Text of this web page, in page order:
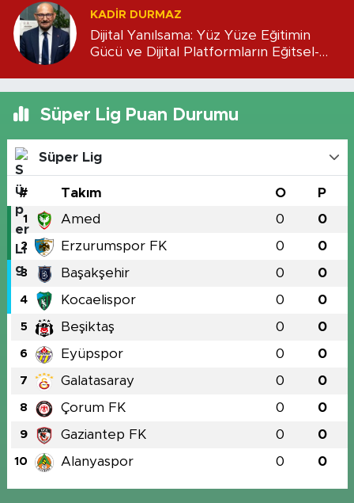
KADIR DURMAZ
Dijital Yanılsama: Yüz Yüze Eğitimin
Gücü ve Dijital Platformların Eğitsel-
Süper Lig Puan Durumu
Süper Lig
# Takım O P
1 Amed 0 0
2 Erzurumspor FK 0 0
3 Başakşehir 0 0
4 Kocaelispor 0 0
5 Beşiktaş 0 0
6 Eyüpspor 0 0
7 Galatasaray 0 0
8 Çorum FK 0 0
9 Gaziantep FK 0 0
10 Alanyaspor 0 0